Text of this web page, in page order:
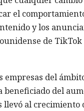
el
y los
de
empresas del
del
al crecimiento